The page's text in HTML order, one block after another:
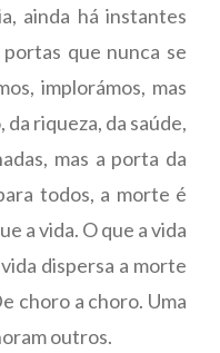
ainda há instantes
que nunca se
implorámos, mas
riqueza, da saúde,
mas a porta da
todos, a morte é
a vida. O que a vida
dispersa a morte
choro a choro. Uma
outros.